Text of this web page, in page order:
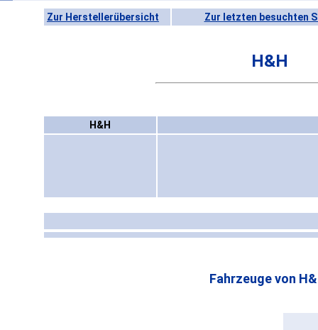
Zur Herstellerübersicht Zur letzten besuchten
H&H
H&H
Fahrzeuge von